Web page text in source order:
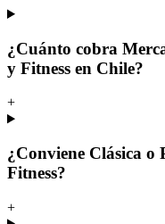
¿Cuánto cobra
y Fitness en Chile?
+
¿Conviene Clásica o
Fitness?
+